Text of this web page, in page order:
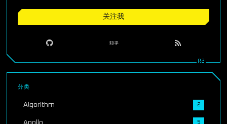
关注我
分类
Algorithm 2
Apollo 5